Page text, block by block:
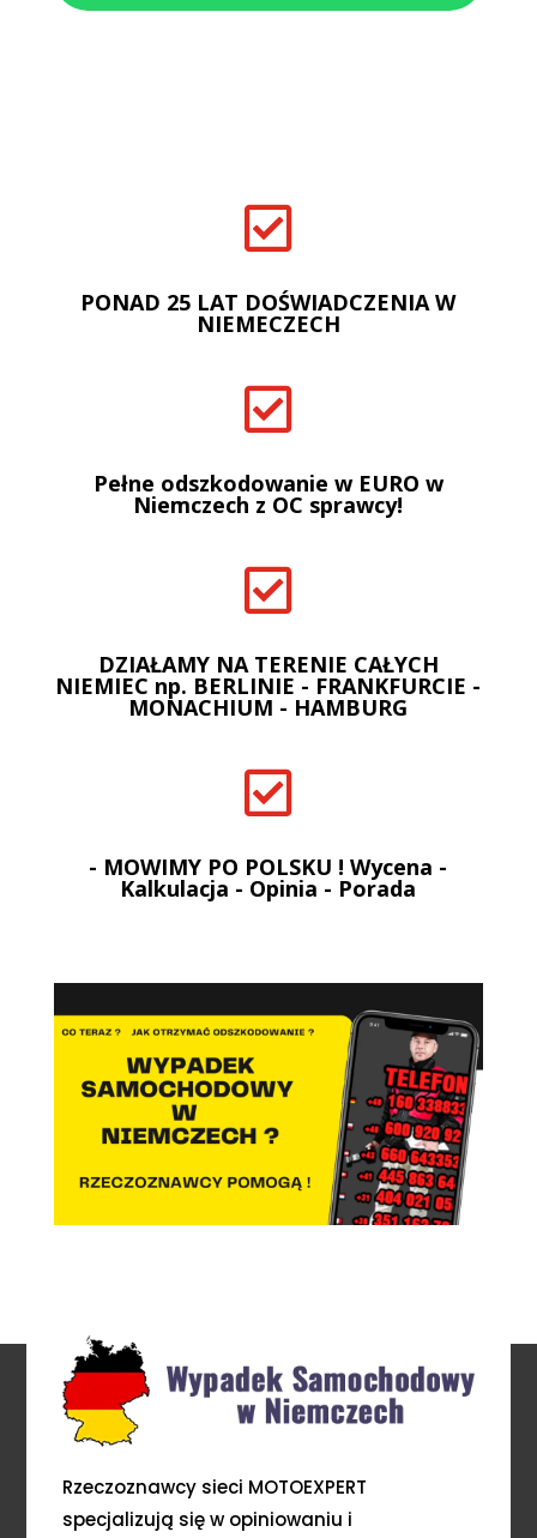

PONAD 25 LAT DOŚWIADCZENIA W
NIEMECZECH

Pełne odszkodowanie w EURO w
Niemczech z OC sprawcy!

DZIAŁAMY NA TERENIE CAŁYCH
NIEMIEC np. BERLINIE - FRANKFURCIE -
MONACHIUM - HAMBURG

- MOWIMY PO POLSKU ! Wycena -
Kalkulacja - Opinia - Porada
Rzeczoznawcy sieci MOTOEXPERT
specjalizują się w opiniowaniu i